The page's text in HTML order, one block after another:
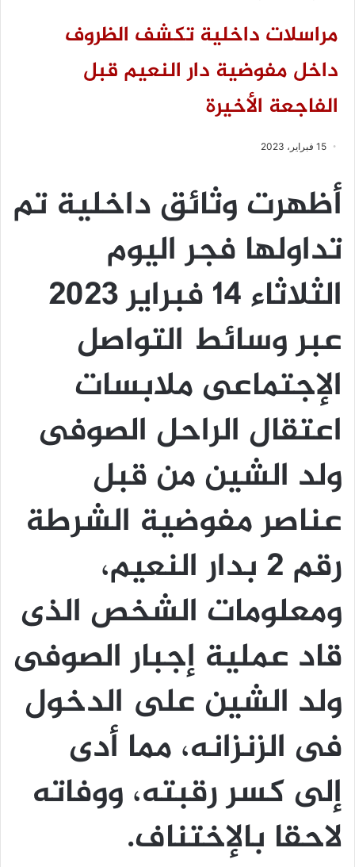
مراسلات داخلية تكشف الظروف
داخل مفوضية دار النعيم قبل
الفاجعة الأخيرة
15 فبراير، 2023
أظهرت وثائق داخلية تم
تداولها فجر اليوم
الثلاثاء 14 فبراير 2023
عبر وسائط التواصل
الإجتماعى ملابسات
اعتقال الراحل الصوفى
ولد الشين من قبل
عناصر مفوضية الشرطة
رقم 2 بدار النعيم،
ومعلومات الشخص الذى
قاد عملية إجبار الصوفى
ولد الشين على الدخول
فى الزنزانه، مما أدى
إلى كسر رقبته، ووفاته
لاحقا بالإختناف.